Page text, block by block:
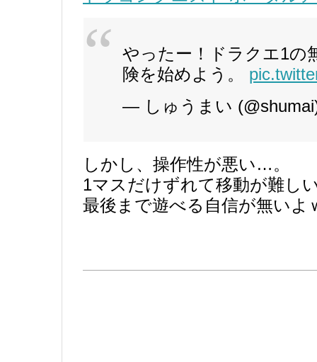
やったー！ドラクエ1の
険を始めよう。
— しゅうまい
しかし、操作性が悪い…。
1マスだけずれて移動が難し
最後まで遊べる自信が無いよ